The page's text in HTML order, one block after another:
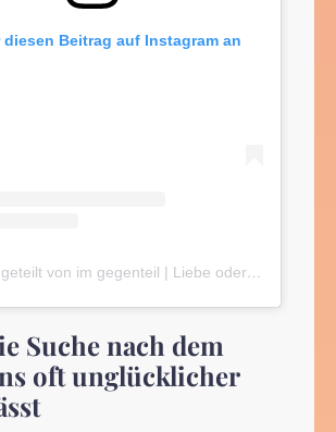
diesen Beitrag auf Instagram an
Ein Beitrag geteilt von im gegenteil | Liebe oder was? (@imgegenteil)
Suche nach dem
oft unglücklicher